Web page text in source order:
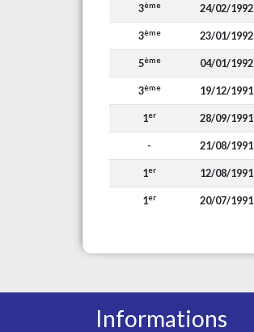
3ème 24/02/1992
3ème 23/01/1992
5ème 04/01/1992
3ème 19/12/1991
1er 28/09/1991
- 21/08/1991
1er 12/08/1991
1er 20/07/1991
Informations